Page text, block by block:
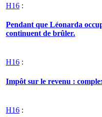
H16 :
Pendant que Léonarda
continuent de brûler.
H16 :
Impôt sur le revenu :
H16 :